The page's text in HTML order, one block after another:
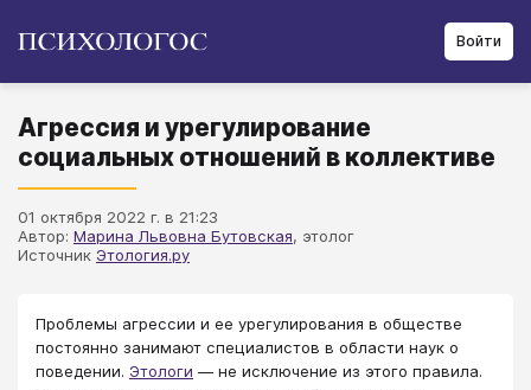
Войти
Агрессия и урегулирование
социальных отношений в коллективе
01 октября 2022 г. в 21:23
Автор: Марина Львовна Бутовская, этолог
Источник Этология.ру
Проблемы агрессии и ее урегулирования в обществе
постоянно занимают специалистов в области наук о
поведении. Этологи — не исключение из этого правила.